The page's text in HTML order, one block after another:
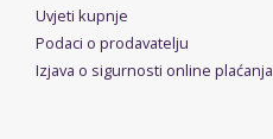
Uvjeti kupnje
Podaci o prodavatelju
Izjava o sigurnosti online plaćanja